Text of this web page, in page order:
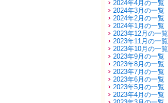
2024年4月の一覧
2024年3月の一覧
2024年2月の一覧
2024年1月の一覧
2023年12月の一覧
2023年11月の一覧
2023年10月の一覧
2023年9月の一覧
2023年8月の一覧
2023年7月の一覧
2023年6月の一覧
2023年5月の一覧
2023年4月の一覧